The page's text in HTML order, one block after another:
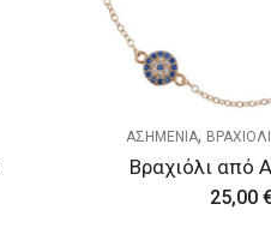
ΑΣΗΜΕΝΙΑ,
Βραχιόλι από
25,00